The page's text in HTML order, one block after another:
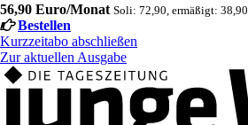
56,90 Euro/Monat Soli: 72,90, ermäßigt: 38,90
Bestellen
Kurzzeitabo abschließen
Zur aktuellen Ausgabe